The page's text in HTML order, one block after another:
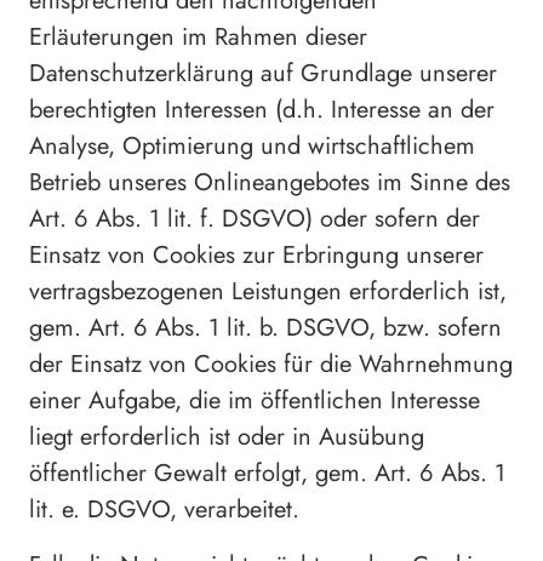
Erläuterungen im Rahmen dieser
Datenschutzerklärung auf Grundlage unserer
berechtigten Interessen (d.h. Interesse an der
Analyse, Optimierung und wirtschaftlichem
Betrieb unseres Onlineangebotes im Sinne des
Art. 6 Abs. 1 lit. f. DSGVO) oder sofern der
Einsatz von Cookies zur Erbringung unserer
vertragsbezogenen Leistungen erforderlich ist,
gem. Art. 6 Abs. 1 lit. b. DSGVO, bzw. sofern
der Einsatz von Cookies für die Wahrnehmung
einer Aufgabe, die im öffentlichen Interesse
liegt erforderlich ist oder in Ausübung
öffentlicher Gewalt erfolgt, gem. Art. 6 Abs. 1
lit. e. DSGVO, verarbeitet.